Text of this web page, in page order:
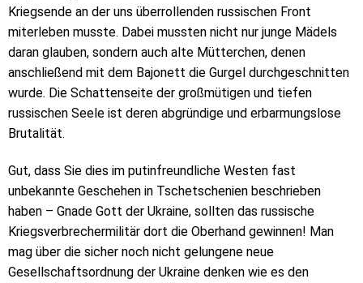
Kriegsende an der uns überrollenden russischen Front
miterleben musste. Dabei mussten nicht nur junge Mädels
daran glauben, sondern auch alte Mütterchen, denen
anschließend mit dem Bajonett die Gurgel durchgeschnitten
wurde. Die Schattenseite der großmütigen und tiefen
russischen Seele ist deren abgründige und erbarmungslose
Brutalität.
Gut, dass Sie dies im putinfreundliche Westen fast
unbekannte Geschehen in Tschetschenien beschrieben
haben – Gnade Gott der Ukraine, sollten das russische
Kriegsverbrechermilitär dort die Oberhand gewinnen! Man
mag über die sicher noch nicht gelungene neue
Gesellschaftsordnung der Ukraine denken wie es den